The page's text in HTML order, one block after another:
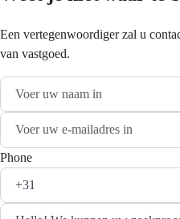
Een vertegenwoordiger zal u
van vastgoed.
Phone